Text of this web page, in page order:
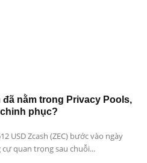
nằm trong Privacy Pools,
chinh phục?
USD Zcash (ZEC) bước vào ngày
quan trọng sau chuỗi...